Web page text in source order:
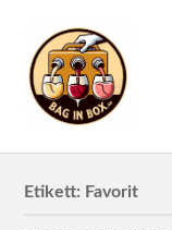
Etikett: Favorit